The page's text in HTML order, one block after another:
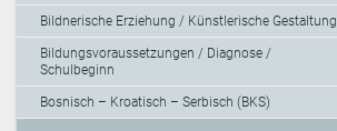
Bildnerische Erziehung / Künstlerische Gestaltung
Bildungsvoraussetzungen / Diagnose /
Schulbeginn
Bosnisch – Kroatisch – Serbisch (BKS)